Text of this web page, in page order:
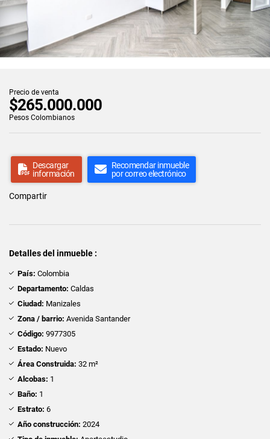
Precio de venta
$265.000.000
Pesos Colombianos
Descargar
información
Recomendar inmueble
por correo electrónico
Compartir
Detalles del inmueble :
País: Colombia
Departamento: Caldas
Ciudad: Manizales
Zona / barrio: Avenida Santander
Código: 9977305
Estado: Nuevo
Área Construida: 32 m²
Alcobas: 1
Baño: 1
Estrato: 6
Año construcción: 2024